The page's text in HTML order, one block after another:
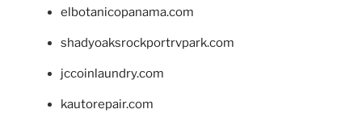
elbotanicopanama.com
shadyoaksrockportrvpark.com
jccoinlaundry.com
kautorepair.com